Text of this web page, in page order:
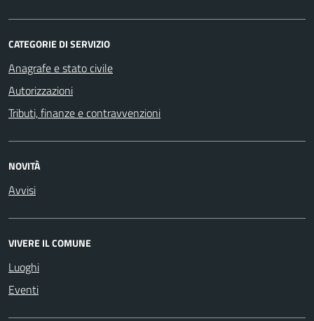
CATEGORIE DI SERVIZIO
Anagrafe e stato civile
Autorizzazioni
Tributi, finanze e contravvenzioni
NOVITÀ
Avvisi
VIVERE IL COMUNE
Luoghi
Eventi